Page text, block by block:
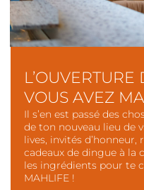
VOUS AVEZ
Il s’en est passé des
de ton nouveau lieu de
lives, invités
cadeaux de dingue à la
les ingrédients pour te
MAHLIFE !